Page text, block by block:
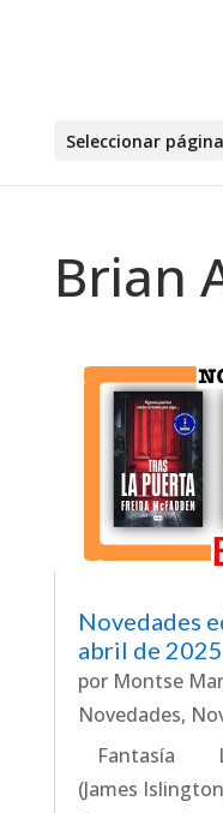
Seleccionar página
Brian
Novedades
abril de 2025
por Montse
Novedades,
Fantasía La
(James